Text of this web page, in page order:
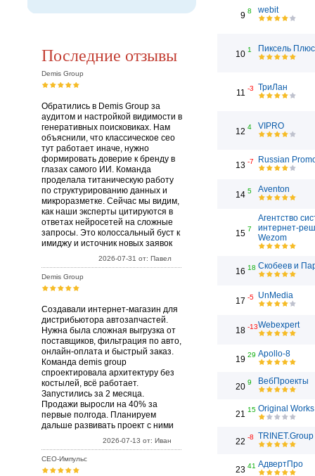
Последние отзывы
Demis Group
Обратились в Demis Group за
аудитом и настройкой видимости в
генеративных поисковиках. Нам
объяснили, что классическое сео
тут работает иначе, нужно
формировать доверие к бренду в
глазах самого ИИ. Команда
проделала титаническую работу
по структурированию данных и
микроразметке. Сейчас мы видим,
как наши эксперты цитируются в
ответах нейросетей на сложные
запросы. Это колоссальный буст к
имиджу и источник новых заявок
2026-07-31 от: Павел
Demis Group
Создавали интернет-магазин для
дистрибьютора автозапчастей.
Нужна была сложная выгрузка от
поставщиков, фильтрация по авто,
онлайн-оплата и быстрый заказ.
Команда demis group
спроектировала архитектуру без
костылей, всё работает.
Запустились за 2 месяца.
Продажи выросли на 40% за
первые полгода. Планируем
дальше развивать проект с ними
2026-07-13 от: Иван
СЕО-Импульс
9 8 webit
10 1 Пиксель Плюс
11 -3 ТриЛан
12 4 VIPRO
13 -7 Russian
14 5 Aventon
15 7
Агентство
интернет-
Wezom
16 18 Скобеев и
17 -5 UnMedia
18 -13Webexpert
19 29 Apollo-8
20 9 ВебПроекты
21 15 Original Works
22 -8 TRINET.Group
23 41 АдвертПро